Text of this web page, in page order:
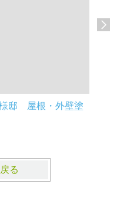
邸 屋根・外壁塗
る